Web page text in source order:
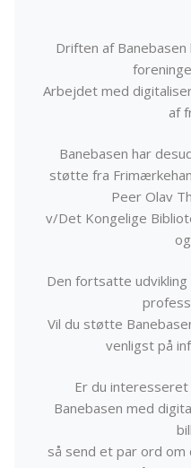
Driften af
Arbejdet med
af
Banebasen har
støtte fra
Peer Olav
v/Det Kongelige
Den fortsatte
Vil du støtte
venligst på
Er du
Banebasen med
så send et par ord